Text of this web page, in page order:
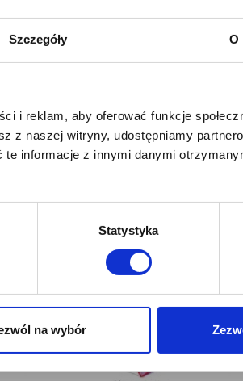
Szczegóły O
i reklam, aby oferować funkcje
z naszej witryny, udostępniamy
informacje z innymi danymi
Statystyka
na wybór